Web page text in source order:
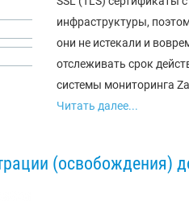
инфраструктуры,
они не истекали и
отслеживать срок
системы мониторинга
Читать далее...
(освобождения)